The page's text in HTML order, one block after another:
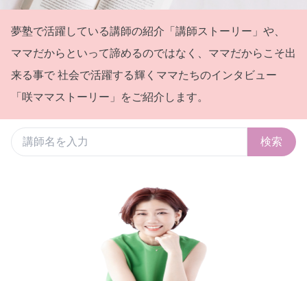
夢塾で活躍している講師の紹介「講師ストーリー」や、
ママだからといって諦めるのではなく、ママだからこそ出
来る事で 社会で活躍する輝くママたちのインタビュー
「咲ママストーリー」をご紹介します。
検索